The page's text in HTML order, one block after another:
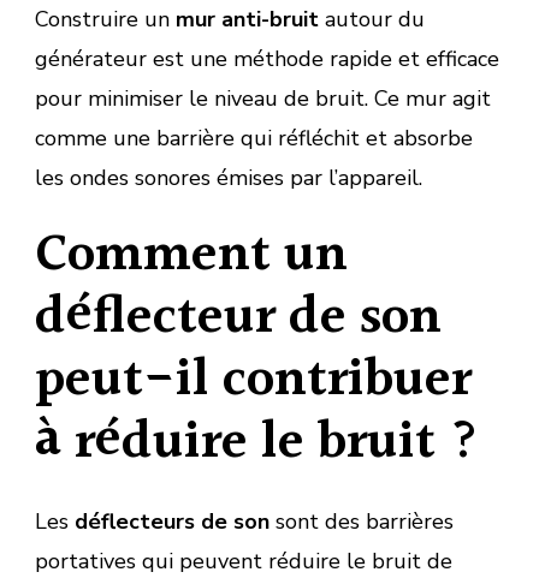
Construire un mur anti-bruit autour du
générateur est une méthode rapide et efficace
pour minimiser le niveau de bruit. Ce mur agit
comme une barrière qui réfléchit et absorbe
les ondes sonores émises par l’appareil.
Comment un
déflecteur de son
peut-il contribuer
à réduire le bruit ?
Les déflecteurs de son sont des barrières
portatives qui peuvent réduire le bruit de